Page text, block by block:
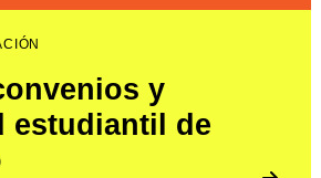
y
estudiantil de